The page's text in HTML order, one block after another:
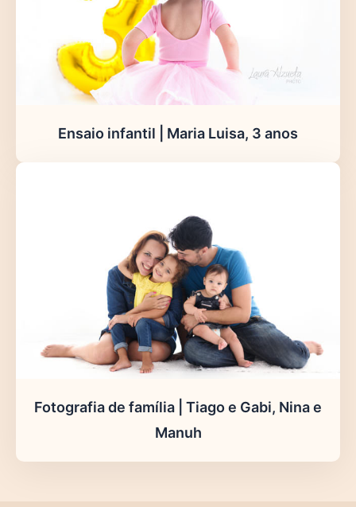
Ensaio infantil | Maria Luisa, 3 anos
Fotografia de família | Tiago e Gabi, Nina e
Manuh